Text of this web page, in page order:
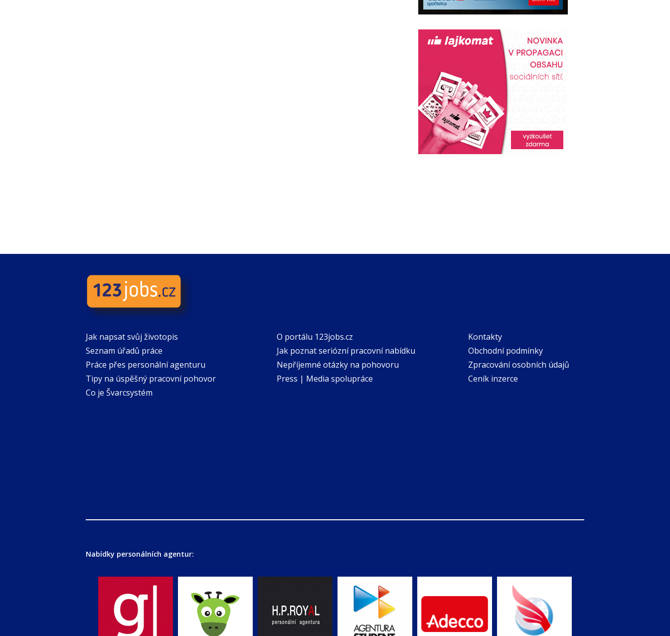
Jak napsat svůj životopis
Seznam úřadů práce
Práce přes personální agenturu
Tipy na úspěšný pracovní pohovor
Co je Švarcsystém
O portálu 123jobs.cz
Jak poznat seriózní pracovní nabídku
Nepříjemné otázky na pohovoru
Press | Media spolupráce
Kontakty
Obchodní podmínky
Zpracování osobních údajů
Ceník inzerce
Nabídky personálních agentur: